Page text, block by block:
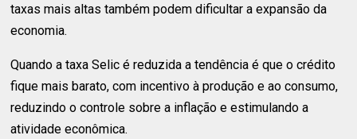
taxas mais altas também podem dificultar a expansão da
economia.
Quando a taxa Selic é reduzida a tendência é que o crédito
fique mais barato, com incentivo à produção e ao consumo,
reduzindo o controle sobre a inflação e estimulando a
atividade econômica.